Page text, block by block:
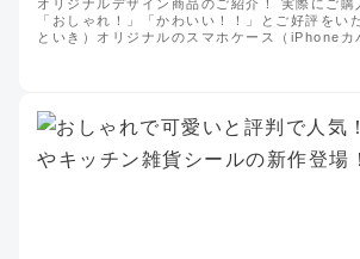
オリジナルデザイン商品のご紹介！ 実際にご購
「おしゃれ！」「かわいい！！」とご好評を
といき）オリジナルのスマホケース（iPhoneカ